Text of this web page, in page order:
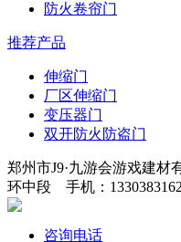
防火卷帘门
推荐产品
伸缩门
厂区伸缩门
变压器门
双开防火防盗门
郑州市J9·九游会游戏建材
环中段 手机：
咨询电话